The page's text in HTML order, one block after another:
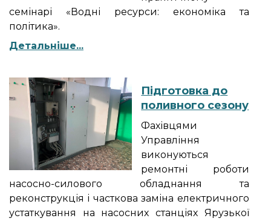
семінарі «Водні ресурси: економіка та
політика».
Детальніше...
Підготовка до
поливного сезону
Фахівцями
Управління
виконуються
ремонтні роботи
насосно-силового обладнання та
реконструкція і часткова заміна електричного
устаткування на насосних станціях Ярузької